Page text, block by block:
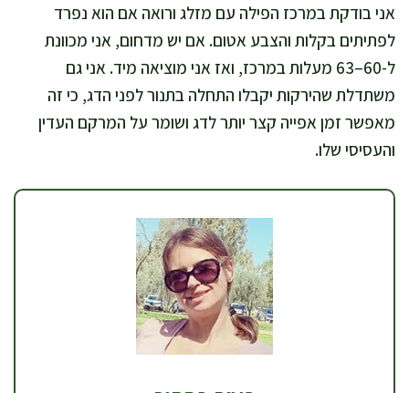
אני בודקת במרכז הפילה עם מזלג ורואה אם הוא נפרד
לפתיתים בקלות והצבע אטום. אם יש מדחום, אני מכוונת
ל-60–63 מעלות במרכז, ואז אני מוציאה מיד. אני גם
משתדלת שהירקות יקבלו התחלה בתנור לפני הדג, כי זה
מאפשר זמן אפייה קצר יותר לדג ושומר על המרקם העדין
והעסיסי שלו.